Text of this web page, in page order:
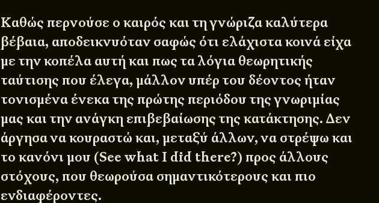
Καθώς περνούσε ο καιρός και τη γνώριζα καλύτερα
βέβαια, αποδεικνυόταν σαφώς ότι ελάχιστα κοινά είχα
με την κοπέλα αυτή και πως τα λόγια θεωρητικής
ταύτισης που έλεγα, μάλλον υπέρ του δέοντος ήταν
τονισμένα ένεκα της πρώτης περιόδου της γνωριμίας
μας και την ανάγκη επιβεβαίωσης της κατάκτησης. Δεν
άργησα να κουραστώ και, μεταξύ άλλων, να στρέψω και
το κανόνι μου (See what I did there?) προς άλλους
στόχους, που θεωρούσα σημαντικότερους και πιο
ενδιαφέροντες.